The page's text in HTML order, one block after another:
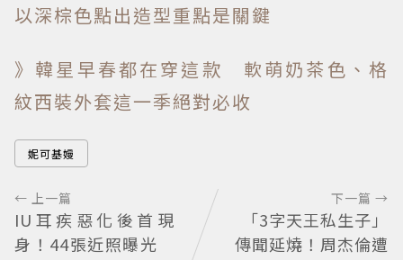
以深棕色點出造型重點是關鍵
》韓星早春都在穿這款 軟萌奶茶色、格
紋西裝外套這一季絕對必收
妮可基嫚
← 上一篇
IU耳疾惡化後首現
身！44張近照曝光
下一篇 →
「3字天王私生子」
傳聞延燒！周杰倫遭